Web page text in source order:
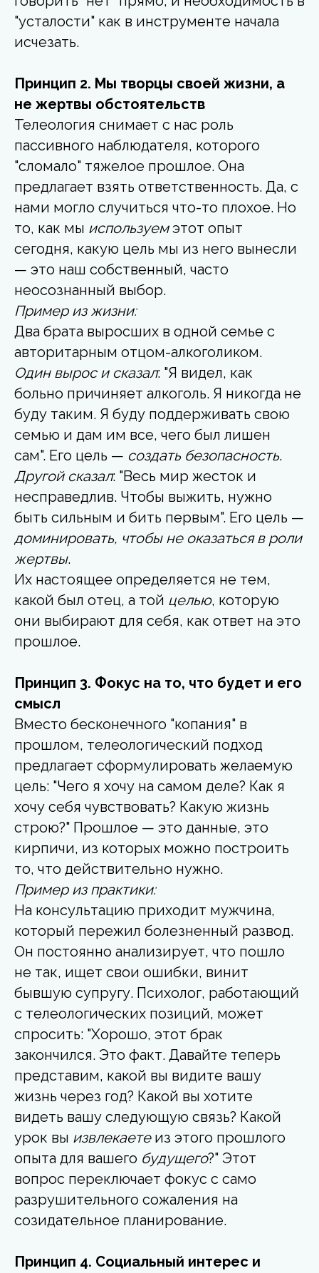
"усталости" как в инструменте начала
исчезать.
Принцип 2. Мы творцы своей жизни, а
не жертвы обстоятельств
Телеология снимает с нас роль
пассивного наблюдателя, которого
"сломало" тяжелое прошлое. Она
предлагает взять ответственность. Да, с
нами могло случиться что-то плохое. Но
то, как мы используемэтот опыт
сегодня, какую цель мы из него вынесли
— это наш собственный, часто
неосознанный выбор.
Пример из жизни:
Два брата выросших в одной семье с
авторитарным отцом-алкоголиком.
Один вырос и сказал: "Я видел, как
больно причиняет алкоголь. Я никогда не
буду таким. Я буду поддерживать свою
семью и дам им все, чего был лишен
сам". Его цель — создать безопасность.
Другой сказал: "Весь мир жесток и
несправедлив. Чтобы выжить, нужно
быть сильным и бить первым". Его цель —
доминировать, чтобы не оказаться в роли
жертвы.
Их настоящее определяется не тем,
какой был отец, а той целью, которую
они выбирают для себя, как ответ на это
прошлое.
Принцип 3. Фокус на то, что будет и его
смысл
Вместо бесконечного "копания" в
прошлом, телеологический подход
предлагает сформулировать желаемую
цель: "Чего я хочу на самом деле? Как я
хочу себя чувствовать? Какую жизнь
строю?" Прошлое — это данные, это
кирпичи, из которых можно построить
то, что действительно нужно.
Пример из практики:
На консультацию приходит мужчина,
который пережил болезненный развод.
Он постоянно анализирует, что пошло
не так, ищет свои ошибки, винит
бывшую супругу. Психолог, работающий
с телеологических позиций, может
спросить: "Хорошо, этот брак
закончился. Это факт. Давайте теперь
представим, какой вы видите вашу
жизнь через год? Какой вы хотите
видеть вашу следующую связь? Какой
урок вы извлекаете из этого прошлого
опыта для вашего будущего?" Этот
вопрос переключает фокус с само
разрушительного сожаления на
созидательное планирование.
Принцип 4. Социальный интерес и